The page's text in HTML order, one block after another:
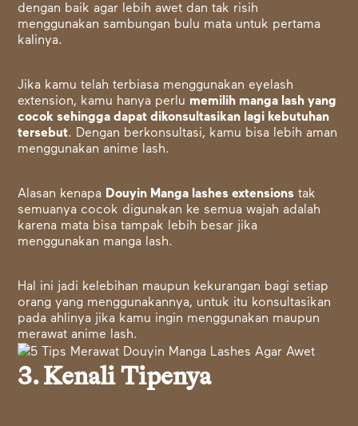
dengan baik agar lebih awet dan tak risih
menggunakan sambungan bulu mata untuk pertama
kalinya.
Jika kamu telah terbiasa menggunakan eyelash
extension, kamu hanya perlu memilih manga lash yang
cocok sehingga dapat dikonsultasikan lagi kebutuhan
tersebut. Dengan berkonsultasi, kamu bisa lebih aman
menggunakan anime lash.
Alasan kenapa Douyin Manga lashes extensions tak
semuanya cocok digunakan ke semua wajah adalah
karena mata bisa tampak lebih besar jika
menggunakan manga lash.
Hal ini jadi kelebihan maupun kekurangan bagi setiap
orang yang menggunakannya, untuk itu konsultasikan
pada ahlinya jika kamu ingin menggunakan maupun
merawat anime lash.
3. Kenali Tipenya